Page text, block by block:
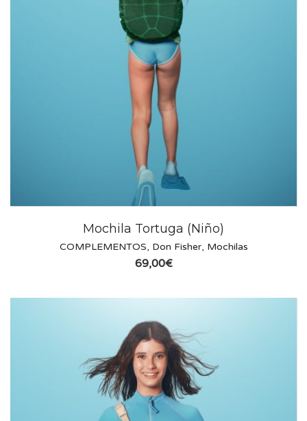
Mochila Tortuga (Niño)
COMPLEMENTOS, Don Fisher, Mochilas
69,00€